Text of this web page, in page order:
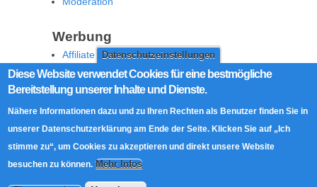
Datenschutzeinstellungen
Diese Website verwendet Cookies für eine bestmögliche
Bereitstellung unserer Inhalte und Dienste.
Nähere Informationen dazu und zu Ihren Rechten als Benutzer finden Sie in
unserer Datenschutzerklärung am Ende der Seite. Klicken Sie auf „Ich
stimme zu“, um Cookies zu akzeptieren und direkt unsere Website
besuchen zu können. Mehr Infos
Werbung
Affiliate Offenlegung
Werben Sie auf MoW
Social Media
RSS Feed
Facebook